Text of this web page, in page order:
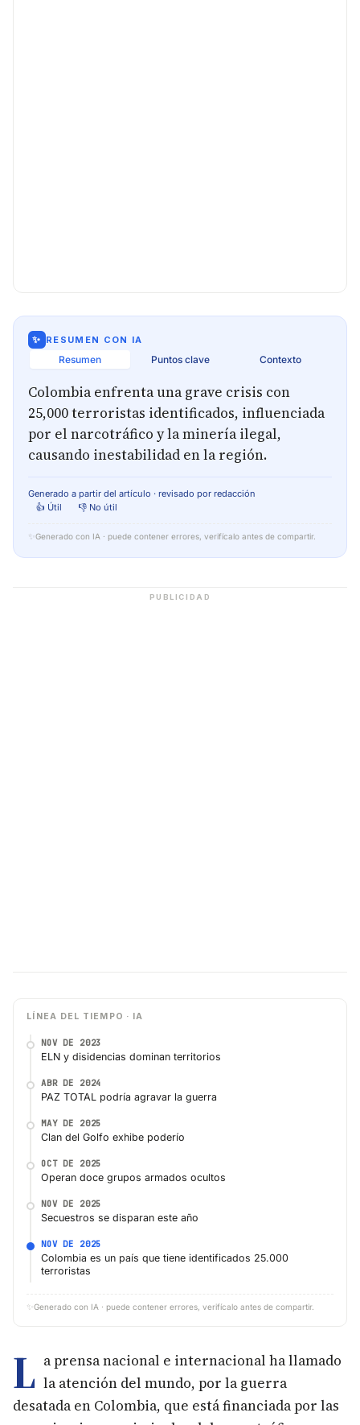
✨ RESUMEN CON IA
Resumen Puntos clave Contexto
Colombia enfrenta una grave crisis con
25,000 terroristas identificados, influenciada
por el narcotráfico y la minería ilegal,
causando inestabilidad en la región.
Generado a partir del artículo · revisado por redacción
👍 Útil
👎 No útil
✨ Generado con IA · puede contener errores, verifícalo antes de compartir.
PUBLICIDAD
LÍNEA DEL TIEMPO · IA
NOV DE 2023
ELN y disidencias dominan territorios
ABR DE 2024
PAZ TOTAL podría agravar la guerra
MAY DE 2025
Clan del Golfo exhibe poderío
OCT DE 2025
Operan doce grupos armados ocultos
NOV DE 2025
Secuestros se disparan este año
NOV DE 2025
Colombia es un país que tiene identificados 25.000
terroristas
✨ Generado con IA · puede contener errores, verifícalo antes de compartir.
L a prensa nacional e internacional ha llamado
la atención del mundo, por la guerra
desatada en Colombia, que está financiada por las